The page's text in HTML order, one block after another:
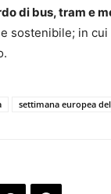
di bus, tram e
sostenibile; in
settimana europea